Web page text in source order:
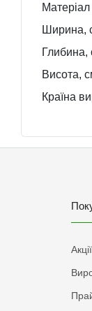
Ширина,
Глибина,
Висота,
Країна
Акції